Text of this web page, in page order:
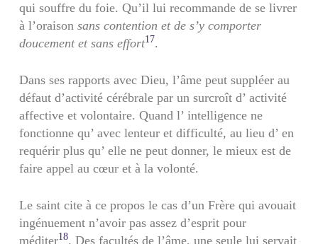
qui souffre du foie. Qu’il lui recommande de se livrer
à l’oraison sans contention et de s’y comporter
doucement et sans effort17.
Dans ses rapports avec Dieu, l’âme peut suppléer au
défaut d’activité cérébrale par un surcroît d’ activité
affective et volontaire. Quand l’ intelligence ne
fonctionne qu’ avec lenteur et difficulté, au lieu d’ en
requérir plus qu’ elle ne peut donner, le mieux est de
faire appel au cœur et à la volonté.
Le saint cite à ce propos le cas d’un Frère qui avouait
ingénuement n’avoir pas assez d’esprit pour
méditer18. Des facultés de l’âme, une seule lui servait